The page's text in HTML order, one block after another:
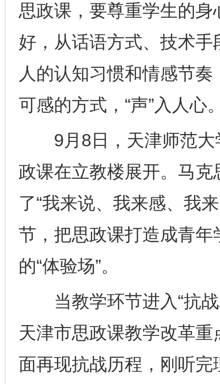
思政课，要尊重学生的
好，从话语方式、技术
人的认知习惯和情感节
可感的方式，“声”入人心
9月8日，天津师范大
政课在立教楼展开。马
了“我来说、我来感、我
节，把思政课打造成青
的“体验场”。
当教学环节进入“抗战
天津市思政课教学改革
面再现抗战历程，刚听完